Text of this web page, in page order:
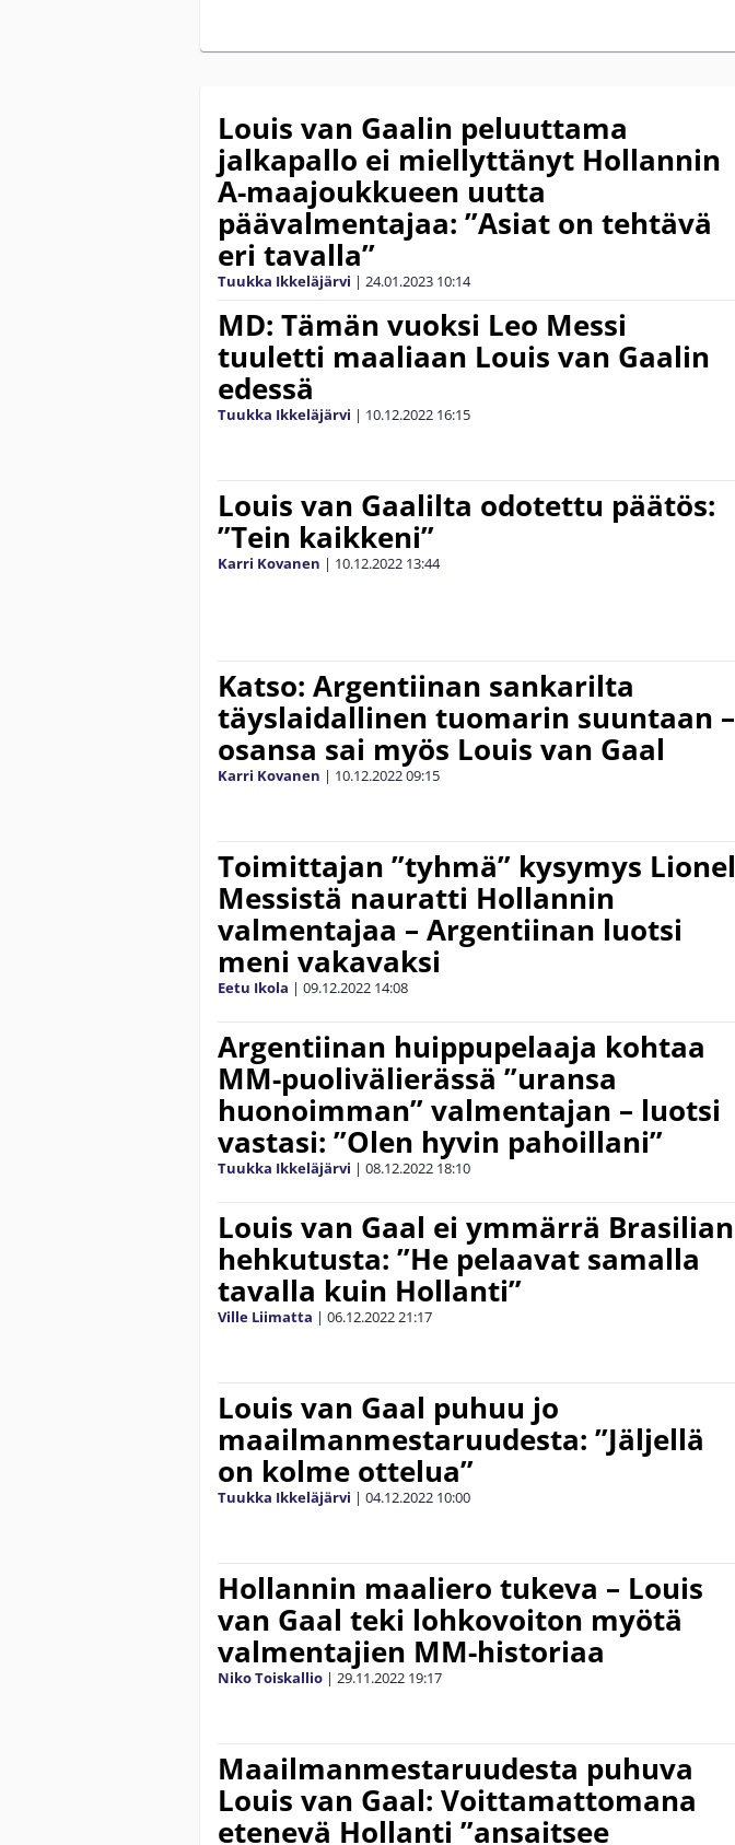
Louis van Gaalin peluuttama
jalkapallo ei miellyttänyt Hollannin
A-maajoukkueen uutta
päävalmentajaa: ”Asiat on tehtävä
eri tavalla”
Tuukka Ikkeläjärvi | 24.01.2023 10:14
MD: Tämän vuoksi Leo Messi
tuuletti maaliaan Louis van Gaalin
edessä
Tuukka Ikkeläjärvi | 10.12.2022 16:15
Louis van Gaalilta odotettu päätös:
”Tein kaikkeni”
Karri Kovanen | 10.12.2022 13:44
Katso: Argentiinan sankarilta
täyslaidallinen tuomarin suuntaan –
osansa sai myös Louis van Gaal
Karri Kovanen | 10.12.202209:15
Toimittajan ”tyhmä” kysymys Lionel
Messistä nauratti Hollannin
valmentajaa – Argentiinan luotsi
meni vakavaksi
Eetu Ikola | 09.12.2022 14:08
Argentiinan huippupelaaja kohtaa
MM-puolivälierässä ”uransa
huonoimman” valmentajan – luotsi
vastasi: ”Olen hyvin pahoillani”
Tuukka Ikkeläjärvi | 08.12.2022 18:10
Louis van Gaal ei ymmärrä Brasilian
hehkutusta: ”He pelaavat samalla
tavalla kuin Hollanti”
Ville Liimatta | 06.12.202221:17
Louis van Gaal puhuu jo
maailmanmestaruudesta: ”Jäljellä
on kolme ottelua”
Tuukka Ikkeläjärvi | 04.12.2022 10:00
Hollannin maaliero tukeva – Louis
van Gaal teki lohkovoiton myötä
valmentajien MM-historiaa
Niko Toiskallio | 29.11.2022 19:17
Maailmanmestaruudesta puhuva
Louis van Gaal: Voittamattomana
etenevä Hollanti ”ansaitsee